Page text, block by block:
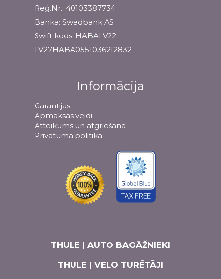
Reģ.Nr.: 40103387734
Banka: Swedbank AS
Swift kods: HABALV22
LV27HABA0551036212832
Informācija
Garantijas
Apmaksas veidi
Atteikums un atgriešana
Privātuma politika
THULE | AUTO BAGĀŽNIEKI
THULE | VELO TURĒTĀJI